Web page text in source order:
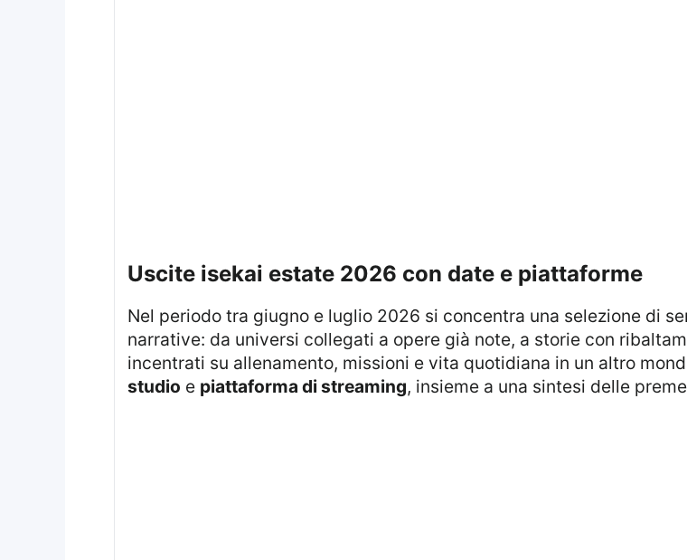
uscite isekai estate 2026 con date e piattaforme
Nel periodo tra giugno e luglio 2026 si concentra una selezione di serie isekai che copre diverse impostazioni
narrative: da universi collegati a opere già note, a storie con
incentrati su allenamento, missioni e vita quotidiana in un altro
studio e piattaforma di streaming, insieme a una sintesi delle